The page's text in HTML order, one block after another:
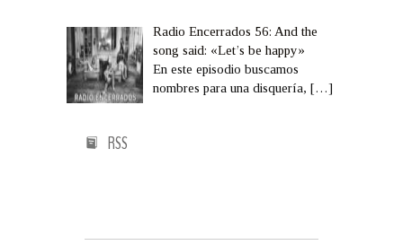
Radio Encerrados 56: And the
song said: «Let’s be happy»
En este episodio buscamos
nombres para una disquería,[…]
RSS